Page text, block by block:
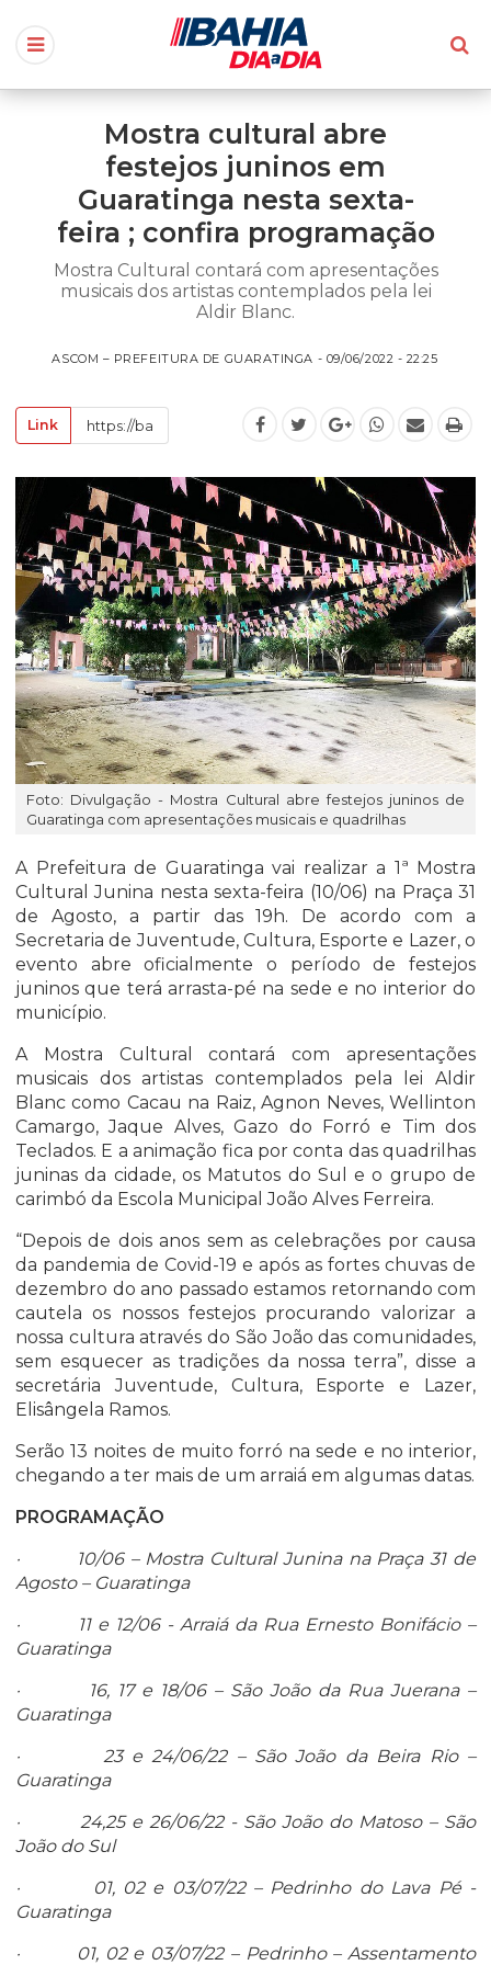
Mostra cultural abre
festejos juninos em
Guaratinga nesta sexta-
feira ; confira programação
Mostra Cultural contará com apresentações
musicais dos artistas contemplados pela lei
Aldir Blanc.
ASCOM – PREFEITURA DE GUARATINGA - 09/06/2022 - 22:25
Link
Foto: Divulgação - Mostra Cultural abre festejos juninos de
Guaratinga com apresentações musicais e quadrilhas
A Prefeitura de Guaratinga vai realizar a 1ª Mostra
Cultural Junina nesta sexta-feira (10/06) na Praça 31
de Agosto, a partir das 19h. De acordo com a
Secretaria de Juventude, Cultura, Esporte e Lazer, o
evento abre oficialmente o período de festejos
juninos que terá arrasta-pé na sede e no interior do
município.
A Mostra Cultural contará com apresentações
musicais dos artistas contemplados pela lei Aldir
Blanc como Cacau na Raiz, Agnon Neves, Wellinton
Camargo, Jaque Alves, Gazo do Forró e Tim dos
Teclados. E a animação fica por conta das quadrilhas
juninas da cidade, os Matutos do Sul e o grupo de
carimbó da Escola Municipal João Alves Ferreira.
“Depois de dois anos sem as celebrações por causa
da pandemia de Covid-19 e após as fortes chuvas de
dezembro do ano passado estamos retornando com
cautela os nossos festejos procurando valorizar a
nossa cultura através do São João das comunidades,
sem esquecer as tradições da nossa terra”, disse a
secretária Juventude, Cultura, Esporte e Lazer,
Elisângela Ramos.
Serão 13 noites de muito forró na sede e no interior,
chegando a ter mais de um arraiá em algumas datas.
PROGRAMAÇÃO
· 10/06 – Mostra Cultural Junina na Praça 31 de
Agosto – Guaratinga
· 11 e 12/06 - Arraiá da Rua Ernesto Bonifácio –
Guaratinga
· 16, 17 e 18/06 – São João da Rua Juerana –
Guaratinga
· 23 e 24/06/22 – São João da Beira Rio –
Guaratinga
· 24,25 e 26/06/22 - São João do Matoso – São
João do Sul
· 01, 02 e 03/07/22 – Pedrinho do Lava Pé -
Guaratinga
· 01, 02 e 03/07/22 – Pedrinho – Assentamento